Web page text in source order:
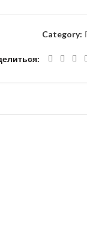
Category: